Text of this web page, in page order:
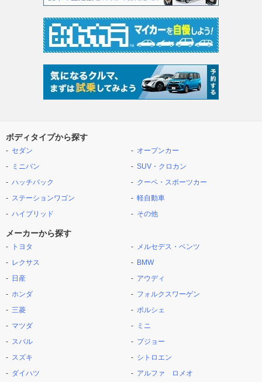
ボディタイプから探す
セダン
ミニバン
ハッチバック
ステーションワゴン
ハイブリッド
オープンカー
SUV・クロカン
クーペ・スポーツカー
軽自動車
その他
メーカーから探す
トヨタ
レクサス
日産
ホンダ
三菱
マツダ
スバル
スズキ
ダイハツ
メルセデス・ベンツ
BMW
アウディ
フォルクスワーゲン
ポルシェ
ミニ
プジョー
シトロエン
アルファ ロメオ